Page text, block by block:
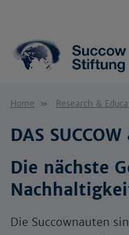
Home Research &
DAS
Die nächste
Die Succownauten